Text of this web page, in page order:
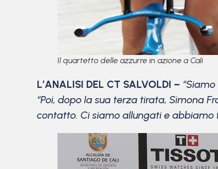
Il quartetto delle azzurre in azione a Cali
L’ANALISI DEL CT SALVOLDI –
“Poi, dopo la sua terza tirata, Simona
contatto. Ci siamo allungati e abbiamo